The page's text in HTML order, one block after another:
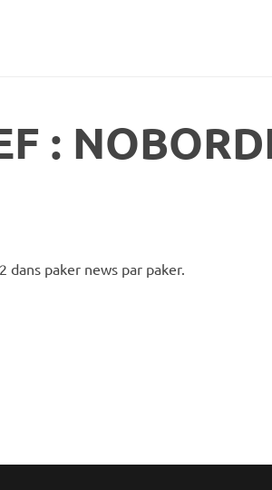
:
dans paker news par paker.